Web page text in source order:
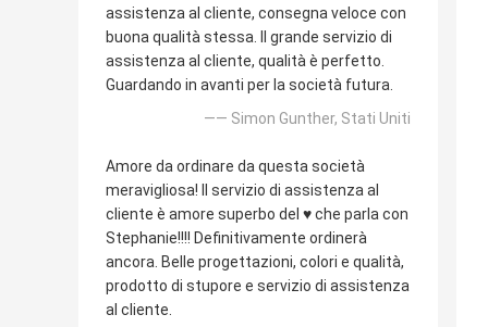
assistenza al cliente, consegna veloce con
buona qualità stessa. Il grande servizio di
assistenza al cliente, qualità è perfetto.
Guardando in avanti per la società futura.
—— Simon Gunther, Stati Uniti
Amore da ordinare da questa società
meravigliosa! Il servizio di assistenza al
cliente è amore superbo del ♥️ che parla con
Stephanie!!!! Definitivamente ordinerà
ancora. Belle progettazioni, colori e qualità,
prodotto di stupore e servizio di assistenza
al cliente.